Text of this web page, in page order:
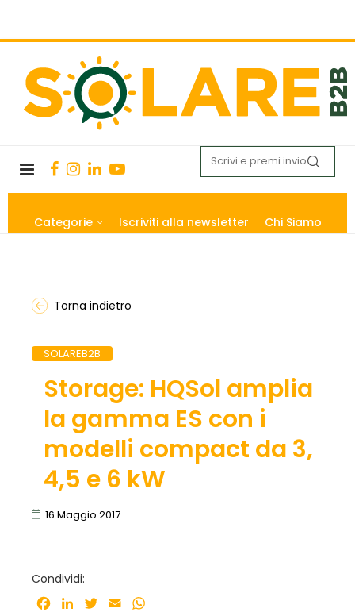
Categorie Iscriviti alla newsletter Chi Siamo
Torna indietro
SOLAREB2B
Storage: HQSol amplia
la gamma ES con i
modelli compact da 3,
4,5 e 6 kW
16 Maggio 2017
Condividi:
Facebook
LinkedInTwitter
Email